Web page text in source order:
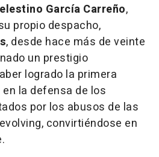
García Carreño,
propio despacho,
, desde hace más de veinte
un prestigio
logrado la primera
la defensa de los
por los abusos de las
convirtiéndose en